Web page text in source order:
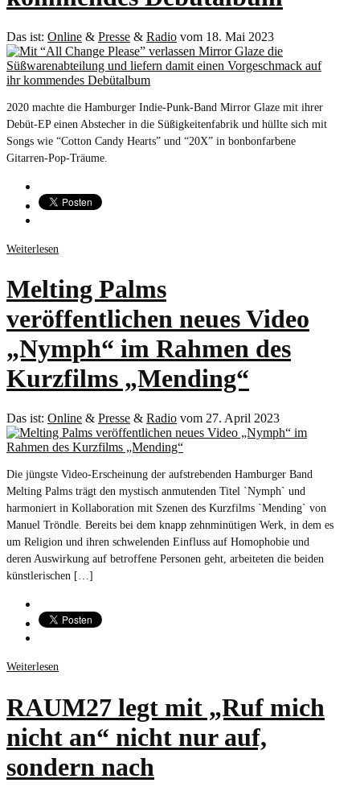
Das ist: Online & Presse & Radio vom 18. Mai 2023
2020 machte die Hamburger Indie-Punk-Band Mirror Glaze mit ihrer
Debüt-EP einen Abstecher in die Süßigkeitenfabrik und hüllte sich mit
Songs wie “Cotton Candy Hearts” und “20X” in bonbonfarbene
Gitarren-Pop-Träume.
Weiterlesen
Melting Palms
veröffentlichen neues Video
„Nymph“ im Rahmen des
Kurzfilms „Mending“
Das ist: Online & Presse & Radio vom 27. April 2023
Die jüngste Video-Erscheinung der aufstrebenden Hamburger Band
Melting Palms trägt den mystisch anmutenden Titel `Nymph` und
harmoniert in Kollaboration mit Szenen des Kurzfilms `Mending` von
Manuel Tröndle. Bereits bei dem knapp zehnminütigen Werk, in dem es
um Religion und ihren schwelenden Einfluss auf Homophobie und
deren Auswirkung auf betroffene Personen geht, arbeiteten die beiden
künstlerischen […]
Weiterlesen
RAUM27 legt mit „Ruf mich
nicht an“ nicht nur auf,
sondern nach